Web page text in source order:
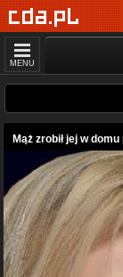
MENU
Mąż zrobił jej w